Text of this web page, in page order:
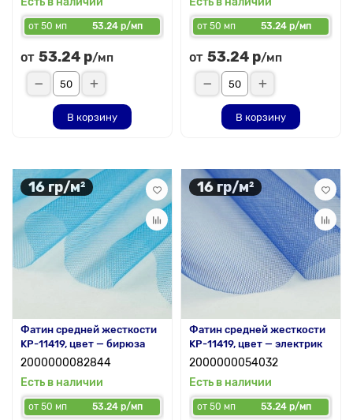
от 50 мп 53.24 р/мп
от 53.24 р/мп
В корзину
от 50 мп 53.24 р/мп
от 53.24 р/мп
В корзину
16 гр/м²
Фатин средней жесткости
KP-11419, цвет — бирюза
2000000082844
Есть в наличии
от 50 мп 53.24 р/мп
16 гр/м²
Фатин средней жесткости
KP-11419, цвет — электрик
2000000054032
Есть в наличии
от 50 мп 53.24 р/мп